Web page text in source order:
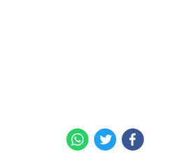
Facebook
Twitter